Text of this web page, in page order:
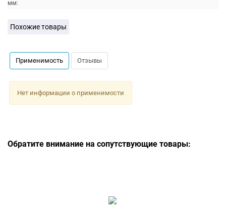
мм:
Похожие товары
Применимость Отзывы
Нет информации о применимости
Обратите внимание на сопутствующие товары: